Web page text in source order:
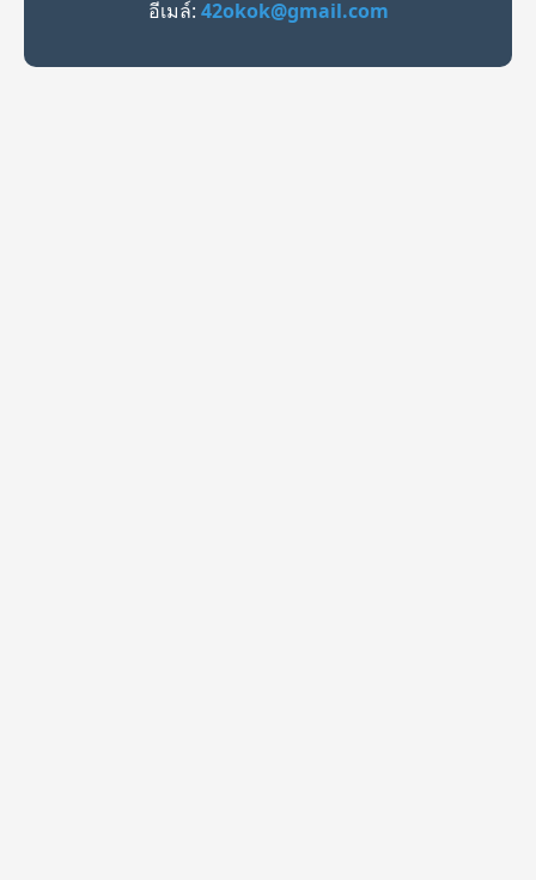
อีเมล์: 42okok@gmail.com